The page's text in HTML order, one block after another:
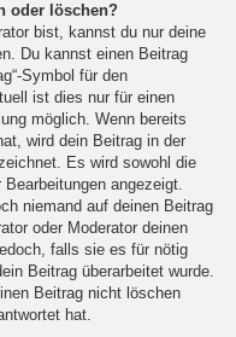
oder löschen?
bist, kannst du nur deine
Du kannst einen Beitrag
Symbol für den
ist dies nur für einen
möglich. Wenn bereits
wird dein Beitrag in der
Es wird sowohl die
angezeigt.
niemand auf deinen Beitrag
oder Moderator deinen
falls sie es für nötig
Beitrag überarbeitet wurde.
Beitrag nicht löschen
hat.